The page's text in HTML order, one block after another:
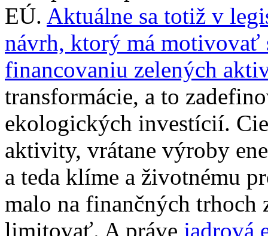
EÚ. Aktuálne sa totiž v
návrh, ktorý má
financovaniu zelených
transformácie, a to
ekologických investícií.
aktivity, vrátane výroby
a teda klíme a životnému
malo na finančných trhoch
limitovať. A práve jadrová